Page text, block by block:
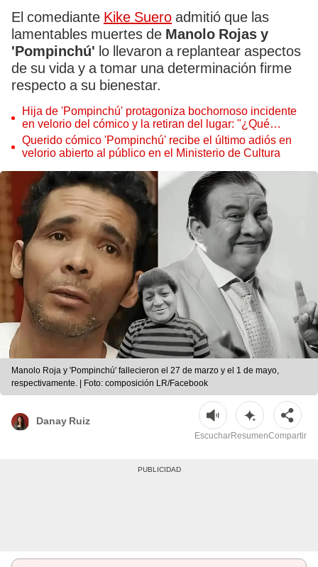
El comediante Kike Suero admitió que las
lamentables muertes de Manolo Rojas y
'Pompinchú' lo llevaron a replantear aspectos
de su vida y a tomar una determinación firme
respecto a su bienestar.
Hija de 'Pompinchú' protagoniza bochornoso incidente
en velorio del cómico y la retiran del lugar: "¿Qué
quieren, hacer más show?"
Querido cómico 'Pompinchú' recibe el último adiós en
velorio abierto al público en el Ministerio de Cultura
Manolo Roja y 'Pompinchú' fallecieron el 27 de marzo y el 1 de mayo,
respectivamente. | Foto: composición LR/Facebook
Danay Ruiz
EscucharResumenCompartir